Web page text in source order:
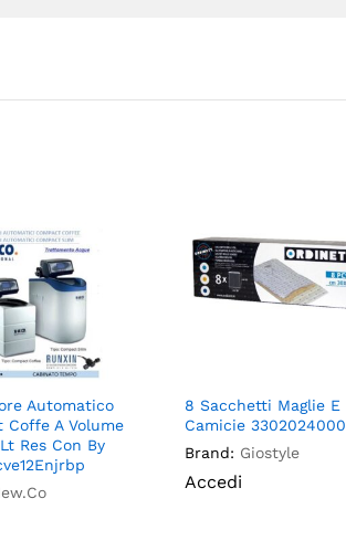
Automatico
Coffe A Volume
Res Con By
8 Sacchetti Maglie E
Camicie 3302024000
Brand: Giostyle
Accedi